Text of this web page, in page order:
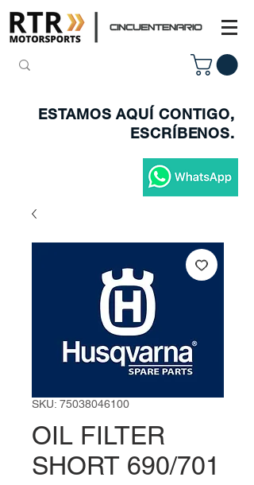
ESTAMOS AQUÍ CONTIGO,
ESCRÍBENOS.
SKU: 75038046100
OIL FILTER
SHORT 690/701